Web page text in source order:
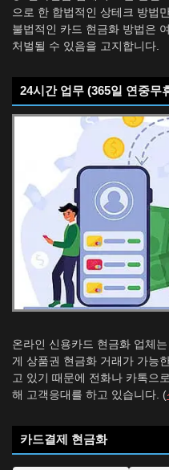
으로 한 합법적인 상테크 방법
불법적인 카드 현금화 방법은
처벌될 수 있음을 고지합니다.
24시간 업무 (365일 연중무
온라인 신용카드 현금화 업체
게 상품권 현금화 거래가 가능
고 있기 때문에 전화나 카톡으
해 고객응대를 하고 있습니다. (
카드결제 현금화